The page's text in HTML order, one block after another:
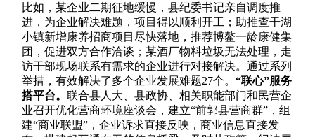
比如，某企业二期征地缓慢，县纪委书记亲自调度推
进，为企业解决难题，项目得以顺利开工；助推查干湖
小镇新增康养招商项目尽快落地，推荐博鳌一龄康健集
团，促进双方合作洽谈；某酒厂物料垃圾无法处理，走
访干部现场联系有需求的企业进行对接解决。通过系列
举措，有效解决了多个企业发展难题27个。“联心”服务
搭平台。联合县人大、县政协、相关职能部门和民营企
业召开优化营商环境座谈会，建立“前郭县营商群”，组
建“商业联盟”，企业诉求直接反映，商业信息直接发